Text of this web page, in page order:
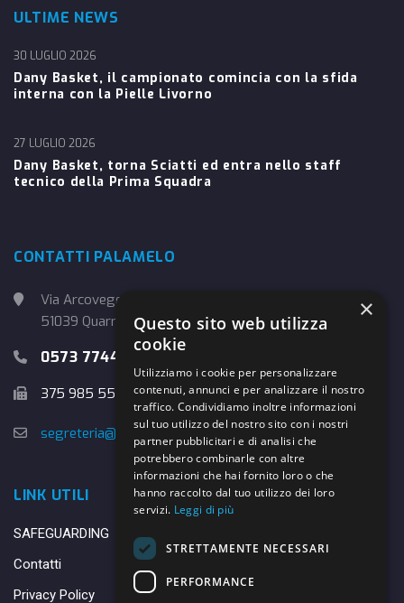
ULTIME NEWS
Dany Basket, il campionato comincia con la sfida
interna con la Pielle Livorno
30 LUGLIO 2026
Dany Basket, torna Sciatti ed entra nello staff
tecnico della Prima Squadra
27 LUGLIO 2026
CONTATTI PALAMELO
Via Arcoveggio, 4
51039 Quarrata (PT)
0573 774457
375 985 5526
segreteria@danybasket.it
LINK UTILI
SAFEGUARDING
Contatti
Privacy Policy
×
Questo sito web utilizza
cookie
Utilizziamo i cookie per personalizzare
contenuti, annunci e per analizzare il nostro
traffico. Condividiamo inoltre informazioni
sul tuo utilizzo del nostro sito con i nostri
partner pubblicitari e di analisi che
potrebbero combinarle con altre
informazioni che hai fornito loro o che
hanno raccolto dal tuo utilizzo dei loro
servizi. Leggi di più
STRETTAMENTE NECESSARI
PERFORMANCE